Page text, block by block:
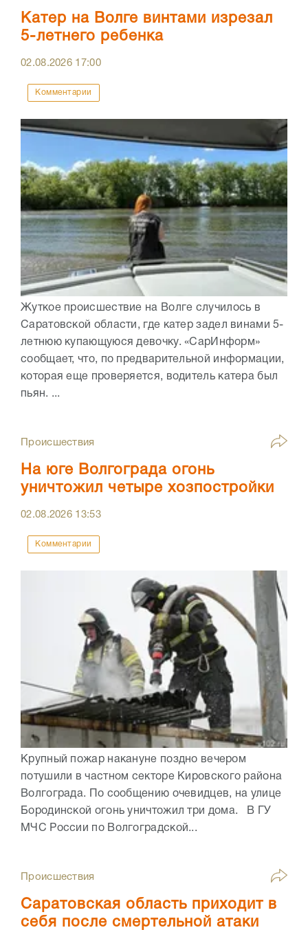
Катер на Волге винтами изрезал
5-летнего ребенка
02.08.2026 17:00
Комментарии
Жуткое происшествие на Волге случилось в
Саратовской области, где катер задел винами 5-
летнюю купающуюся девочку. «СарИнформ»
сообщает, что, по предварительной информации,
которая еще проверяется, водитель катера был
пьян. ...
Происшествия
На юге Волгограда огонь
уничтожил четыре хозпостройки
02.08.2026 13:53
Комментарии
Крупный пожар накануне поздно вечером
потушили в частном секторе Кировского района
Волгограда. По сообщению очевидцев, на улице
Бородинской огонь уничтожил три дома. В ГУ
МЧС России по Волгоградской...
Происшествия
Саратовская область приходит в
себя после смертельной атаки